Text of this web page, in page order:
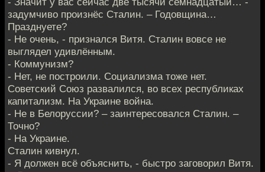
задумчиво произнёс Сталин. – Годовщина…
Празднуете?
- Не очень, - признался Витя. Сталин вовсе не
выглядел удивлённым.
- Коммунизм?
- Нет, не построили. Социализма тоже нет.
Советский Союз развалился, во всех республиках
капитализм. На Украине война.
- Не в Белоруссии? – заинтересовался Сталин. –
Точно?
- На Украине.
Сталин кивнул.
- Я должен всё объяснить, - быстро заговорил Витя.